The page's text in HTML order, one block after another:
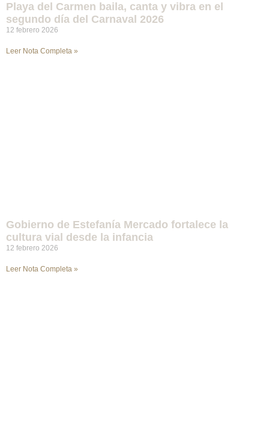
Playa del Carmen baila, canta y vibra en el
segundo día del Carnaval 2026
12 febrero 2026
Leer Nota Completa »
Gobierno de Estefanía Mercado fortalece la
cultura vial desde la infancia
12 febrero 2026
Leer Nota Completa »